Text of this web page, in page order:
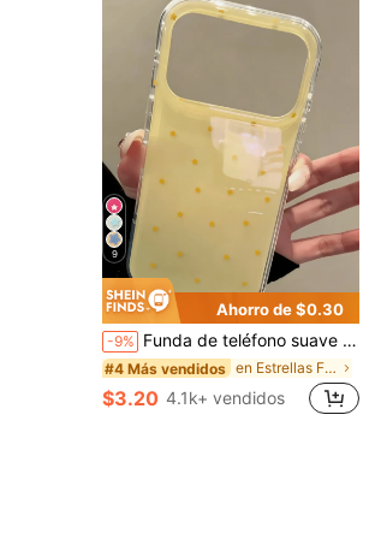
9
Ahorro de $0.30
-9% Funda de teléfono suave de gel con elementos de estrella amarilla brillante de moda Y2K, compatible con iPhone 17Pro Max, 17Pro, 17Air, 17, 15, 16 Pro Max, 14 Pro, 13, 12, 11, regalo de cumpleaños
#4 Más vendidos en Estrellas Fundas para teléfonos
$3.20 4.1k+ vendidos